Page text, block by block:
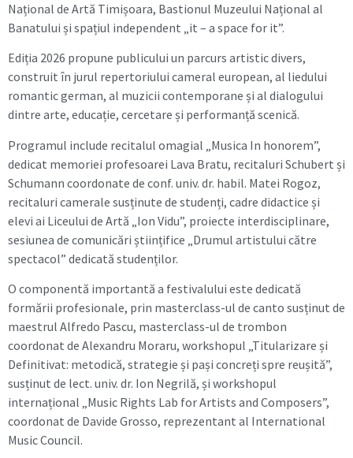
Național de Artă Timișoara, Bastionul Muzeului Național al
Banatului și spațiul independent „it – a space for it”.
Ediția 2026 propune publicului un parcurs artistic divers,
construit în jurul repertoriului cameral european, al liedului
romantic german, al muzicii contemporane și al dialogului
dintre arte, educație, cercetare și performanță scenică.
Programul include recitalul omagial „Musica In honorem”,
dedicat memoriei profesoarei Lava Bratu, recitaluri Schubert și
Schumann coordonate de conf. univ. dr. habil. Matei Rogoz,
recitaluri camerale susținute de studenți, cadre didactice și
elevi ai Liceului de Artă „Ion Vidu”, proiecte interdisciplinare,
sesiunea de comunicări științifice „Drumul artistului către
spectacol” dedicată studenților.
O componentă importantă a festivalului este dedicată
formării profesionale, prin masterclass-ul de canto susținut de
maestrul Alfredo Pascu, masterclass-ul de trombon
coordonat de Alexandru Moraru, workshopul „Titularizare și
Definitivat: metodică, strategie și pași concreți spre reușită”,
susținut de lect. univ. dr. Ion Negrilă, și workshopul
internațional „Music Rights Lab for Artists and Composers”,
coordonat de Davide Grosso, reprezentant al International
Music Council.